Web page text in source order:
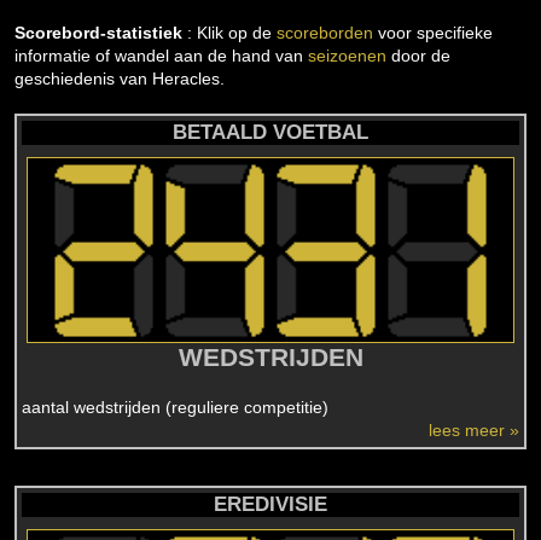
Scorebord-statistiek : Klik op de scoreborden voor specifieke
informatie of wandel aan de hand van seizoenen door de
geschiedenis van Heracles.
BETAALD VOETBAL
WEDSTRIJDEN
aantal wedstrijden (reguliere competitie)
lees meer »
EREDIVISIE